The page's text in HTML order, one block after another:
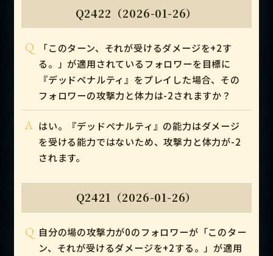
Q2422（2026-01-26）
Q
「このターン、それが受けるダメージを+2す
る。」が適用されているフォロワーを目標に
『デッドペナルティ』をプレイした場合、その
フォロワーの攻撃力と体力は-2されますか？
A はい。『デッドペナルティ』の能力はダメージ
を受ける能力ではないため、攻撃力と体力が-2
されます。
Q2421（2026-01-26）
Q 自分の場の攻撃力が0のフォロワーが「このター
ン、それが受けるダメージを+2する。」が適用